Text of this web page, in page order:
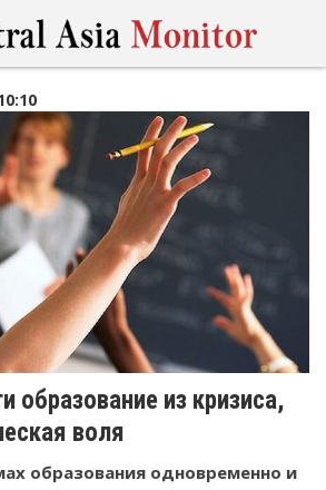
образование из кризиса,
воля
образования одновременно и